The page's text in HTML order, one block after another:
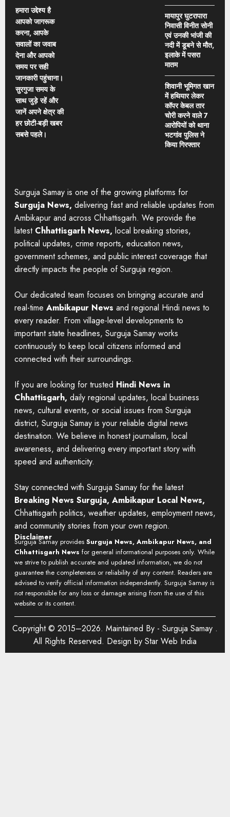
हमारा उद्देश्य है
आपको जागरूक
करना, आपके
सवालों का जवाब
देना और आपको
समय पर सही
जानकारी पहुंचाना।
सुरगुजा समय के
साथ जुड़े रहें और
जानें अपने क्षेत्र की
हर छोटी-बड़ी खबर
सबसे पहले।
मायापुर घुटरापारा
निवासी विनीत सोनी
एवं उनकी भांजी की
नदी में डूबने से मौत,
इलाके में पसरा
मातम
शिवानी भूमिगत खान
में हथियार लेकर
कॉपर केबल तार
चोरी करने वाले 7
आरोपियों को थाना
भटगांव पुलिस ने
किया गिरफ्तार
Surguja Samay is one of the growing platforms for
Surguja News, delivering fast and reliable updates from
Ambikapur and across Chhattisgarh. We provide the
latest Chhattisgarh News, local breaking stories,
political updates, crime reports, education news,
government schemes, and public interest coverage that
directly impacts the people of Surguja region.
Our dedicated team focuses on bringing accurate and
real-time Ambikapur News and regional Hindi news to
every reader. From village-level developments to
important state headlines, Surguja Samay works
continuously to keep local citizens informed and
connected with their surroundings.
If you are looking for trusted Hindi News in
Chhattisgarh, daily regional updates, local business
news, cultural events, or social issues from Surguja
district, Surguja Samay is your reliable digital news
destination. We believe in honest journalism, local
awareness, and delivering every important story with
speed and authenticity.
Stay connected with Surguja Samay for the latest
Breaking News Surguja, Ambikapur Local News,
Chhattisgarh politics, weather updates, employment news,
and community stories from your own region.
Disclaimer
Surguja Samay provides Surguja News, Ambikapur News, and
Chhattisgarh News for general informational purposes only. While
we strive to publish accurate and updated information, we do not
guarantee the completeness or reliability of any content. Readers are
advised to verify official information independently. Surguja Samay is
not responsible for any loss or damage arising from the use of this
website or its content.
Copyright © 2015–2026. Maintained By - Surguja Samay .
All Rights Reserved. Design by Star Web India